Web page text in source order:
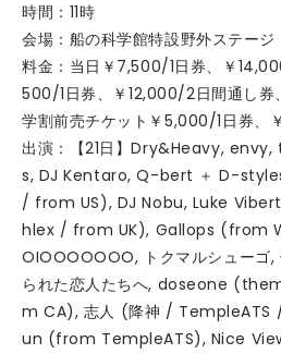
時間：11時
会場：船の科学館特設野外ステージ
料金：当日￥7,500/1日券、￥
500/1日券、￥12,000/2日間通し券、
学割前売チケット￥5,000/1日券、
出演：【21日】Dry&Heavy,
s, DJ Kentaro, Q-bert ＋ D-
/ from US), DJ Nobu, Luke
hlex / from UK), Gallops (from
OIOOOOOOO, トクマルシューゴ,
られた恋人たちへ, doseone
m CA), 志人 (降神 / TempleATS
un (from TempleATS), Nice